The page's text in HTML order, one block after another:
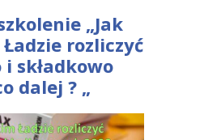
„Jak
rozliczyć
składkowo
dalej ? „